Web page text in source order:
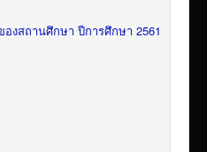
งสถานศึกษา ปีการศึกษา 2561